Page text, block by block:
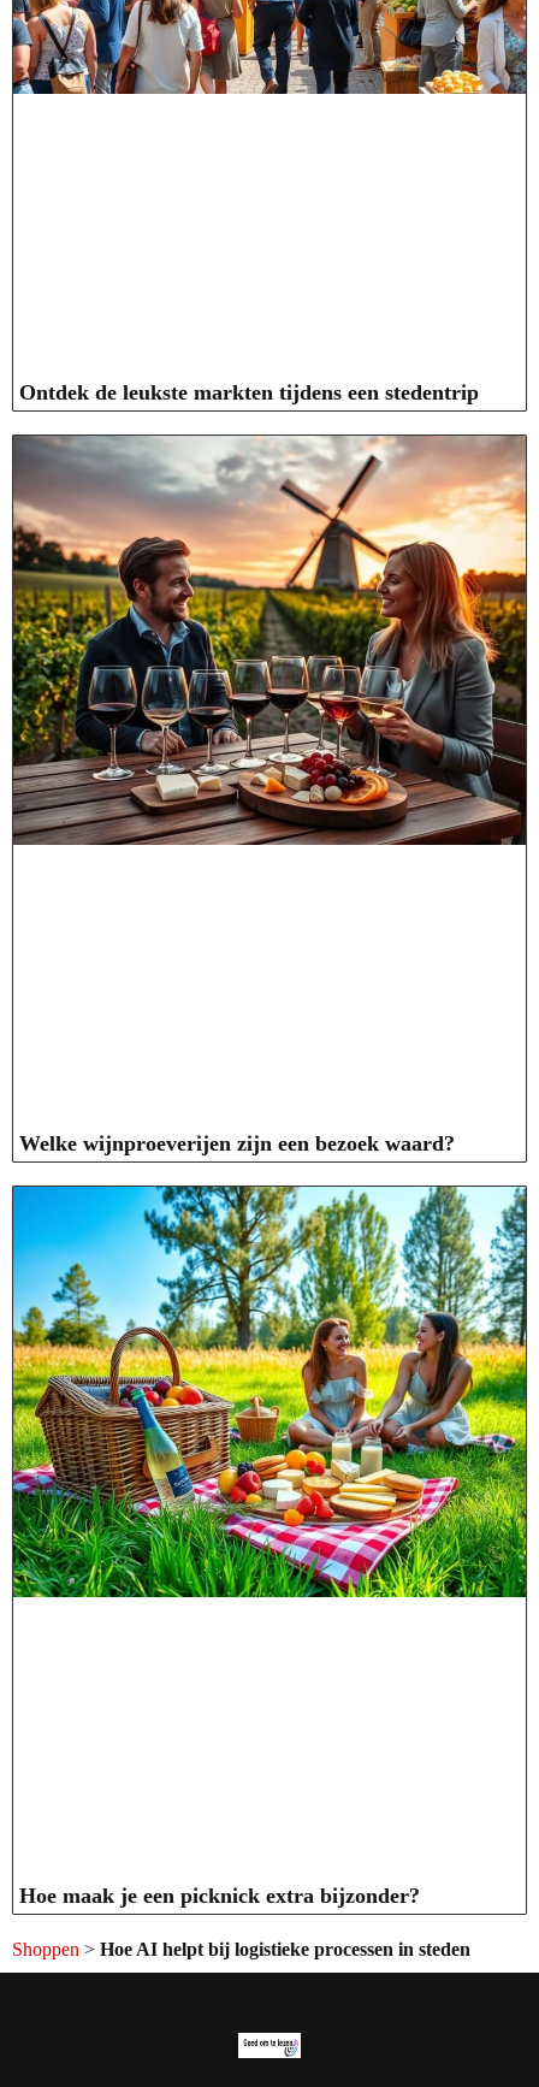
Ontdek de leukste markten tijdens een stedentrip
Welke wijnproeverijen zijn een bezoek waard?
Hoe maak je een picknick extra bijzonder?
Shoppen > Hoe AI helpt bij logistieke processen in steden